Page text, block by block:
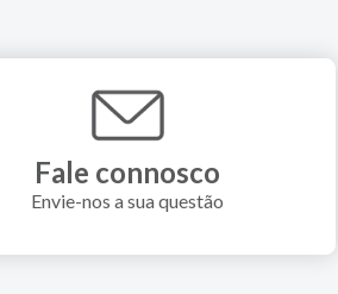
Fale connosco
Envie-nos a sua questão